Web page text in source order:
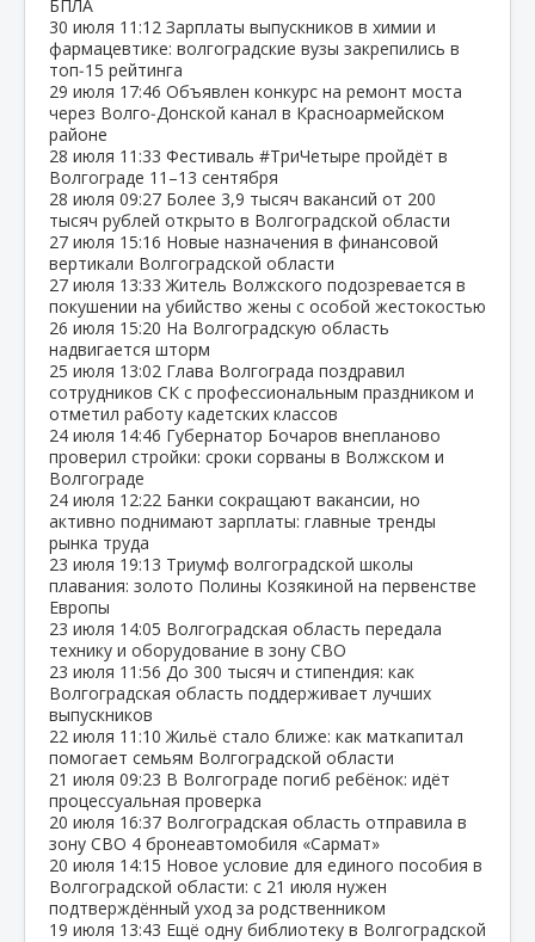
БПЛА
30 июля 11:12 Зарплаты выпускников в химии и
фармацевтике: волгоградские вузы закрепились в
топ‑15 рейтинга
29 июля 17:46 Объявлен конкурс на ремонт моста
через Волго‑Донской канал в Красноармейском
районе
28 июля 11:33 Фестиваль #ТриЧетыре пройдёт в
Волгограде 11–13 сентября
28 июля 09:27 Более 3,9 тысяч вакансий от 200
тысяч рублей открыто в Волгоградской области
27 июля 15:16 Новые назначения в финансовой
вертикали Волгоградской области
27 июля 13:33 Житель Волжского подозревается в
покушении на убийство жены с особой жестокостью
26 июля 15:20 На Волгоградскую область
надвигается шторм
25 июля 13:02 Глава Волгограда поздравил
сотрудников СК с профессиональным праздником и
отметил работу кадетских классов
24 июля 14:46 Губернатор Бочаров внепланово
проверил стройки: сроки сорваны в Волжском и
Волгограде
24 июля 12:22 Банки сокращают вакансии, но
активно поднимают зарплаты: главные тренды
рынка труда
23 июля 19:13 Триумф волгоградской школы
плавания: золото Полины Козякиной на первенстве
Европы
23 июля 14:05 Волгоградская область передала
технику и оборудование в зону СВО
23 июля 11:56 До 300 тысяч и стипендия: как
Волгоградская область поддерживает лучших
выпускников
22 июля 11:10 Жильё стало ближе: как маткапитал
помогает семьям Волгоградской области
21 июля 09:23 В Волгограде погиб ребёнок: идёт
процессуальная проверка
20 июля 16:37 Волгоградская область отправила в
зону СВО 4 бронеавтомобиля «Сармат»
20 июля 14:15 Новое условие для единого пособия в
Волгоградской области: с 21 июля нужен
подтверждённый уход за родственником
19 июля 13:43 Ещё одну библиотеку в Волгоградской